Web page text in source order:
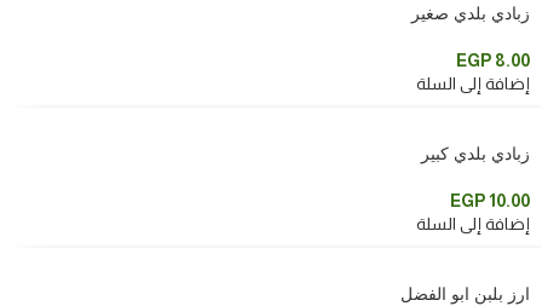
زبادي بلدي صغير
EGP 8.00
إضافة إلى السلة
زبادي بلدي كبير
EGP10.00
إضافة إلى السلة
ارز بلبن ابو الفضل